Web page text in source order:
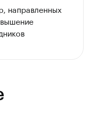
направленных